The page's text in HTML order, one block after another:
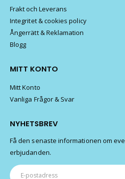
Frakt och Leverans
Integritet & cookies policy
Ångerrätt & Reklamation
Blogg
MITT KONTO
Mitt Konto
Vanliga Frågor & Svar
NYHETSBREV
Få den senaste informationen om
erbjudanden.